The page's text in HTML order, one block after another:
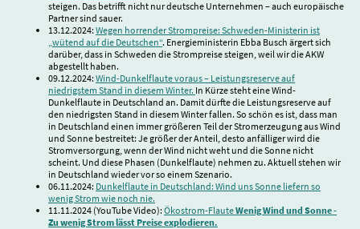
steigen. Das betrifft nicht nur deutsche Unternehmen – auch europäische
Partner sind sauer.
13.12.2024: Wegen horrender Strompreise: Schweden-Ministerin ist
„wütend auf die Deutschen“. Energieministerin Ebba Busch ärgert sich
darüber, dass in Schweden die Strompreise steigen, weil wir die AKW
abgestellt haben.
09.12.2024: Wind-Dunkelflaute voraus – Leistungsreserve auf
niedrigstem Stand in diesem Winter. In Kürze steht eine Wind-
Dunkelflaute in Deutschland an. Damit dürfte die Leistungsreserve auf
den niedrigsten Stand in diesem Winter fallen. So schön es ist, dass man
in Deutschland einen immer größeren Teil der Stromerzeugung aus Wind
und Sonne bestreitet: Je größer der Anteil, desto anfälliger wird die
Stromversorgung, wenn der Wind nicht weht und die Sonne nicht
scheint. Und diese Phasen (Dunkelflaute) nehmen zu. Aktuell stehen wir
in Deutschland wieder vor so einem Szenario.
06.11.2024: Dunkelflaute in Deutschland: Wind uns Sonne liefern so
wenig Strom wie noch nie.
11.11.2024 (YouTube Video): Ökostrom-FlauteWenig Wind und Sonne -
Zu wenig Strom lässt Preise explodieren.